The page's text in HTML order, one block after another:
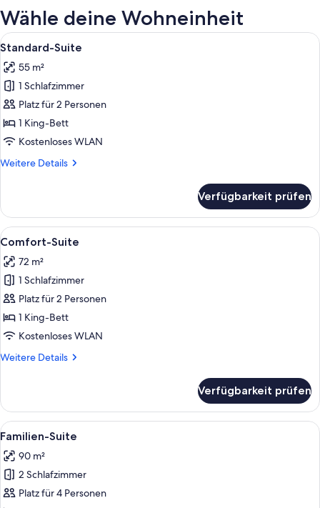
Roosevelt)
Wähle deine Wohneinheit
Alle
Fotos
für
Standard-
Suite
anzeigen
Ein Hotelzimmer mit Bett, einer
14
Standard-Suite
55 m²
1 Schlafzimmer
Platz für 2 Personen
1 King-Bett
Kostenloses WLAN
Weitere Details
Weitere
Suite
Verfügbarkeit prüfen
Alle
Fotos
für
Comfort-
Suite
anzeigen
Ein Zimmer mit Bett, Tisch mit
22
Comfort-Suite
72 m²
1 Schlafzimmer
Platz für 2 Personen
1 King-Bett
Kostenloses WLAN
Weitere Details
Weitere
Suite
Verfügbarkeit prüfen
Alle
Fotos
für
Familien-
Suite
11
Familien-Suite
90 m²
2 Schlafzimmer
Platz für 4 Personen